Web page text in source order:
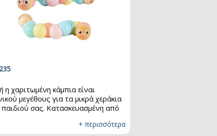
η χαριτωμένη κάμπια είναι
μεγέθους για τα μικρά χεράκια
σας. Κατασκευασμένη από
υδατοδιαλυτά χρώματα,
+ περισσότερα